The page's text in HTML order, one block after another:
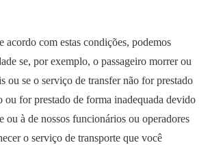
acordo com estas condições, podemos
se, por exemplo, o passageiro morrer ou
ou se o serviço de transfer não for prestado
ou for prestado de forma inadequada devido
ou à de nossos funcionários ou operadores
o serviço de transporte que você